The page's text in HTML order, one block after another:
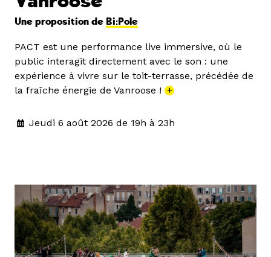
Une proposition de Bi:Pole
PACT est une performance live immersive, où le
public interagit directement avec le son : une
expérience à vivre sur le toit-terrasse, précédée de
la fraîche énergie de Vanroose ! +
Jeudi 6 août 2026 de 19h à 23h